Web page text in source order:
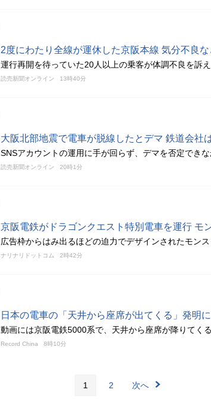
2度にわたり全線が運休した京阪本線 気分不良
運行再開を待っていた20人以上の乗客が体調不良を訴
読売新聞オンライン 13時40分
大阪北部地震で電車が脱線したとデマ 鉄道会社
SNSアカウントの運用に手が回らず、デマを否定でき
読売新聞オンライン 20時1分
京阪電鉄がドラゴンクエスト特別電車を運行 モ
広告枠からはみ出るほどの迫力でデザインされたモン
ナリナリドットコム 2時42分
日本の電車の「天井から座席が出てくる」発明
動画には京阪電鉄5000系で、天井から座席が降りてく
Record China 8時10分
1 2 次へ